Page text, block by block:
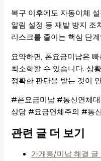
복구 이후에도 자동이체
알림 설정 등 재발 방지 조
리스크를 줄이는 핵심 단
요약하면, 폰요금미납은
최소화할 수 있습니다. 상
정확한 판단을 받는 것이
#폰요금미납 #통신연체
상담 #요금연체주의 #통
관련 글 더 보기
가개통/미납 해결 글